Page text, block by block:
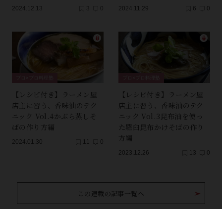
2024.12.13 3 0 2024.11.29 6 0
【レシピ付き】ラーメン屋
店主に習う、香味油のテク
ニック Vol.4かぶら蒸しそ
ばの作り方編
2024.01.30 11 0
【レシピ付き】ラーメン屋
店主に習う、香味油のテク
ニック Vol.3昆布油を使っ
た羅臼昆布かけそばの作り
方編
2023.12.26 13 0
この連載の記事一覧へ